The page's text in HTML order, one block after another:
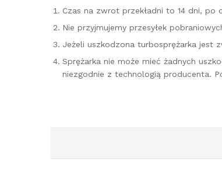
Czas na zwrot przekładni to 14 dni, po
Nie przyjmujemy przesyłek
Jeżeli uszkodzona turbosprężarka jest
Sprężarka nie może mieć żadnych
niezgodnie z technologią producenta.